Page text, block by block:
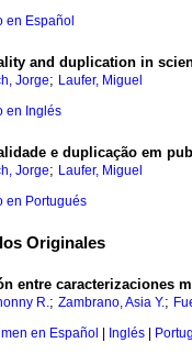
en Español
and duplication in
Jorge; Laufer, Miguel
en Inglés
e duplicação em
Jorge; Laufer, Miguel
en Portugués
Originales
entre caracterizaciones
R.; Zambrano, Asia Y.;
en Español Inglés